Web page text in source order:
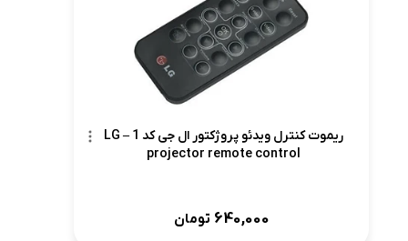
ریموت کنترل ویدئو پروژکتور ال جی کد 1 – LG
projector remote control
640,000 تومان